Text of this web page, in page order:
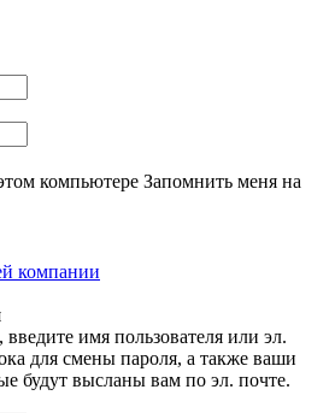
компьютере Запомнить меня на
компании
имя пользователя или эл.
для смены пароля, а также ваши
будут высланы вам по эл. почте.